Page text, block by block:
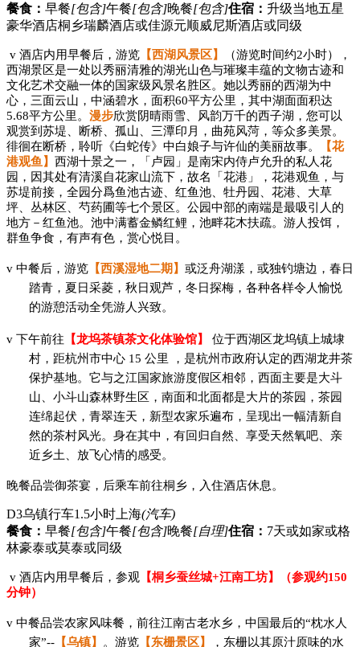
餐食： 早餐[包含]午餐[包含]晚餐[包含]住宿： 升级当地五星
豪华酒店桐乡瑞麟酒店或佳源元顺威尼斯酒店或同级
v 酒店内用早餐后， 游览 【西湖风景区】 （游览时间约2小时），
西湖景区是一处以秀丽清雅的湖光山色与璀璨丰蕴的文物古迹和
文化艺术交融一体的国家级风景名胜区。她以秀丽的西湖为中
心，三面云山，中涵碧水，面积60平方公里，其中湖面面积达
5.68平方公里。 漫步欣赏阴晴雨雪、风韵万千的西子湖，您可以
观赏到苏堤、断桥、孤山、三潭印月，曲苑风菏，等众多美景。
徘徊在断桥，聆听《白蛇传》中白娘子与许仙的美丽故事。
【花
港观鱼】 西湖十景之一，「卢园」是南宋内侍卢允升的私人花
园，因其处有清溪自花家山流下，故名「花港」，花港观鱼，与
苏堤前接，全园分爲鱼池古迹、红鱼池、牡丹园、花港、大草
坪、丛林区、芍药圃等七个景区。公园中部的南端是最吸引人的
地方－红鱼池。池中满蓄金鳞红鲤，池畔花木扶疏。游人投饵，
群鱼争食，有声有色，赏心悦目。
v 中餐后， 游览 【西溪湿地二期】 或泛舟湖漾，或独钓塘边，春日
踏青，夏日采菱，秋日观芦，冬日探梅，各种各样令人愉悦
的游憩活动全凭游人兴致。
v 下午前往 【龙坞茶镇茶文化体验馆】
位于西湖区龙坞镇上城埭
村，距杭州市中心 15 公里 ，是杭州市政府认定的西湖龙井茶
保护基地。它与之江国家旅游度假区相邻，西面主要是大斗
山、小斗山森林野生区，南面和北面都是大片的茶园，茶园
连绵起伏，青翠连天，新型农家乐遍布，呈现出一幅清新自
然的茶村风光。身在其中，有回归自然、享受天然氧吧、亲
近乡土、放飞心情的感受。
晚餐品尝御茶宴，后乘车前往桐乡，入住酒店休息。
D3乌镇行车1.5小时上海(汽车)
餐食： 早餐[包含]午餐[包含]晚餐[自理]住宿： 7天或如家或格
林豪泰或莫泰或同级
v 酒店内用早餐后， 参观 【桐乡蚕丝城+江南工坊】（参观约150
分钟）
v 中餐品尝农家风味餐， 前往江南古老水乡，中国最后的“枕水人
家”-- 【乌镇】 。 游览 【东栅景区】 ，东栅以其原汁原味的水